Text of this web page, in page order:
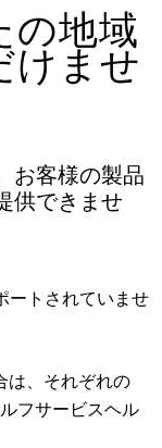
の地域
けませ
お客様の製品
供できませ
ートされていませ
は、それぞれの
フサービスヘル